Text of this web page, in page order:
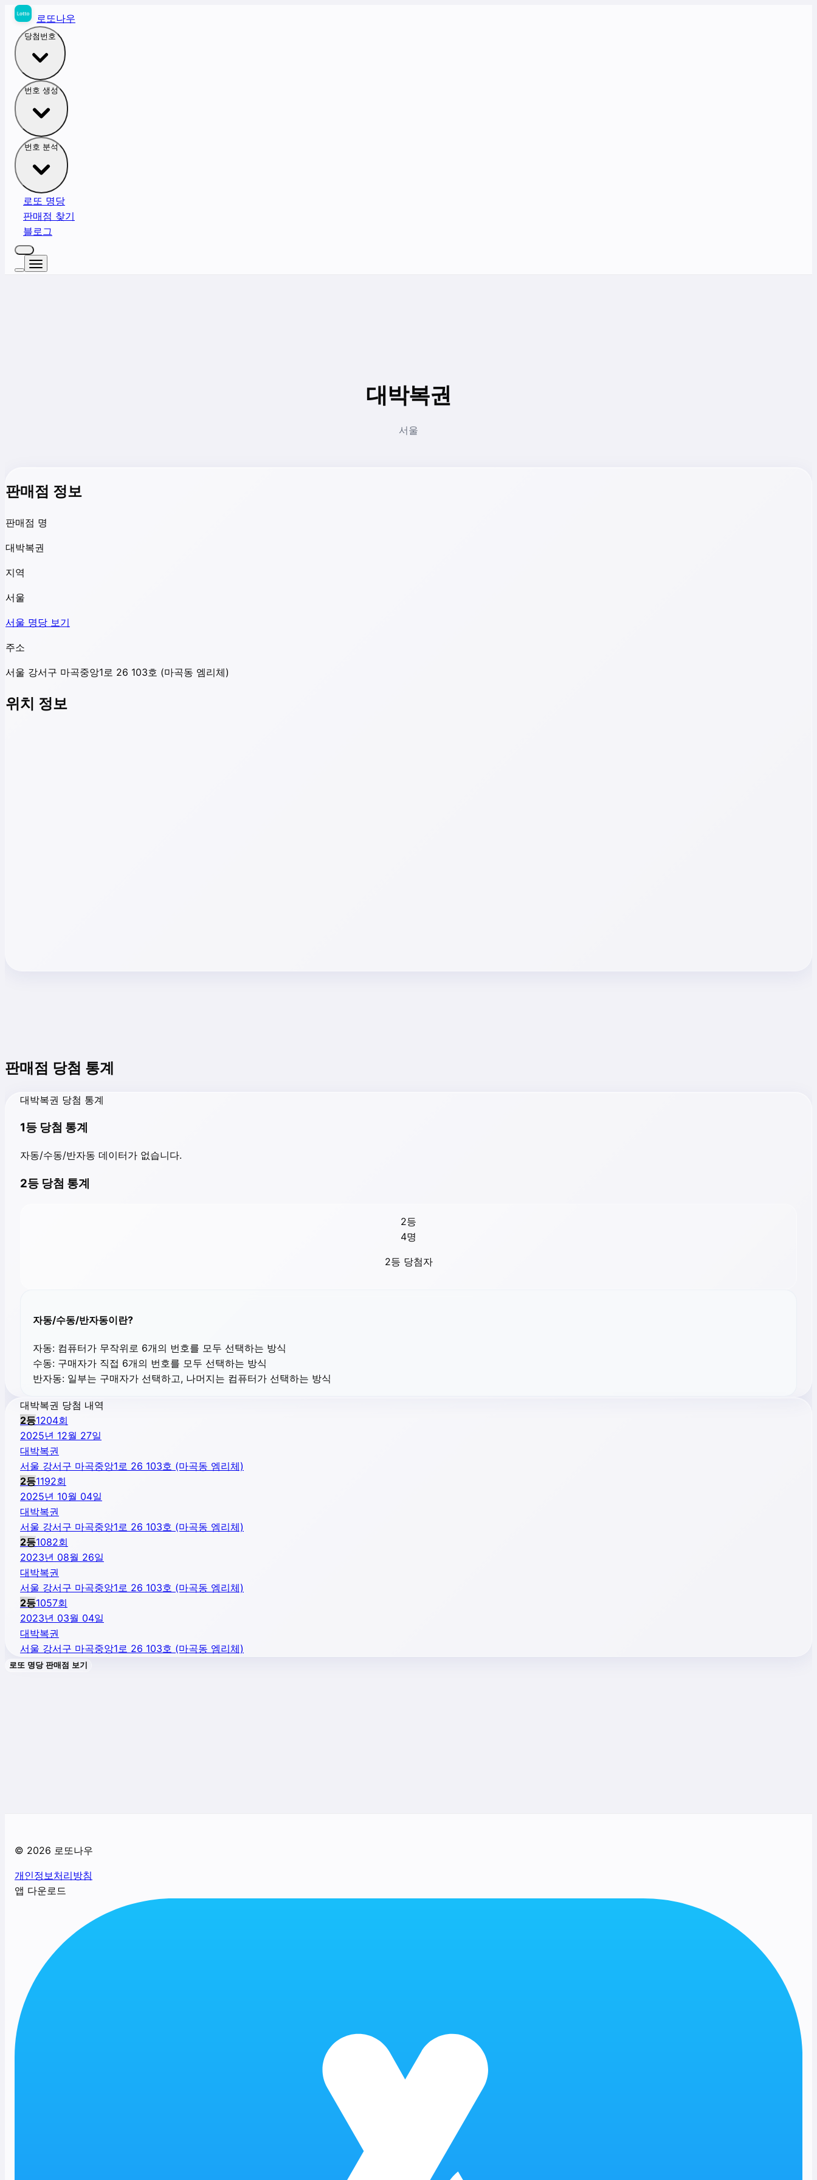
로또나우
당첨번호
번호 생성
번호 분석
로또 명당
판매점 찾기
블로그
대박복권
서울
판매점 정보
판매점 명
대박복권
지역
서울
서울 명당 보기
주소
서울 강서구 마곡중앙1로 26 103호 (마곡동 엠리체)
위치 정보
판매점 당첨 통계
대박복권 당첨 통계
1등 당첨 통계
자동/수동/반자동 데이터가 없습니다.
2등 당첨 통계
2등
4명
2등 당첨자
자동/수동/반자동이란?
자동: 컴퓨터가 무작위로 6개의 번호를 모두 선택하는 방식
수동: 구매자가 직접 6개의 번호를 모두 선택하는 방식
반자동: 일부는 구매자가 선택하고, 나머지는 컴퓨터가 선택하는 방식
대박복권 당첨 내역
2등1204회
2025년 12월 27일
대박복권
서울 강서구 마곡중앙1로 26 103호 (마곡동 엠리체)
2등1192회
2025년 10월 04일
대박복권
서울 강서구 마곡중앙1로 26 103호 (마곡동 엠리체)
2등1082회
2023년 08월 26일
대박복권
서울 강서구 마곡중앙1로 26 103호 (마곡동 엠리체)
2등1057회
2023년 03월 04일
대박복권
서울 강서구 마곡중앙1로 26 103호 (마곡동 엠리체)
로또 명당 판매점 보기
© 2026 로또나우
개인정보처리방침
앱 다운로드